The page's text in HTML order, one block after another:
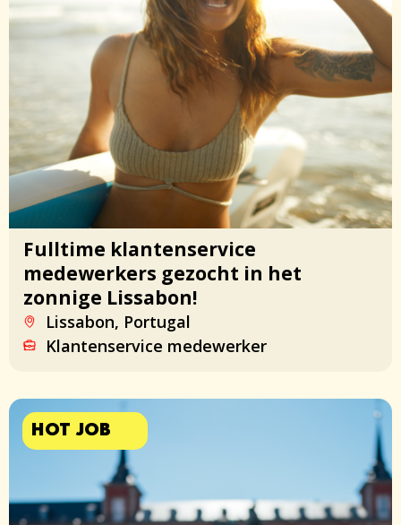
Fulltime klantenservice
medewerkers gezocht in het
zonnige Lissabon!
Lissabon, Portugal
Klantenservice medewerker
HOT JOB